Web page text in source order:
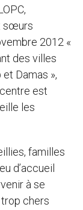
sœurs
2012 «
des villes
Damas »,
est
les
familles
d’accueil
à se
chers